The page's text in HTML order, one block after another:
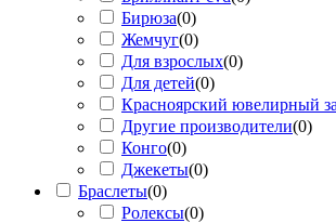
Бирюза(0)
Жемчуг(0)
Для взрослых(0)
Для детей(0)
Красноярский ювелирный
Другие производители(0)
Конго(0)
Джекеты(0)
Браслеты(0)
Ролексы(0)